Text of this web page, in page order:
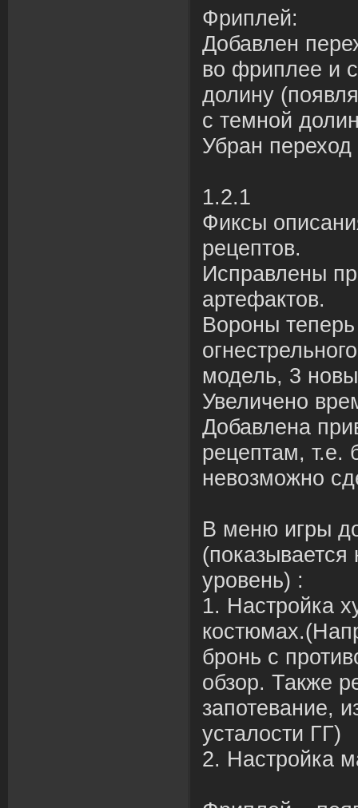
Фриплей:
Добавлен
во фриплее и
долину
с темной
Убран переход
1.2.1
Фиксы
рецептов.
Исправлены
артефактов.
Вороны
модель, 3
Увеличено
Добавлена
рецептам, т.е.
невозможно
В меню игры
(показывается
уровень) :
1. Настройка
бронь с
обзор. Также
запотевание,
усталости ГГ)
2. Настройка